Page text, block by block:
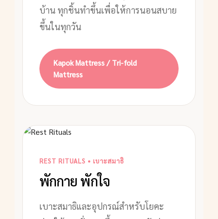
บ้าน ทุกชิ้นทำขึ้นเพื่อให้การนอนสบาย
ขึ้นในทุกวัน
Kapok Mattress / Tri-fold
Mattress
REST RITUALS • เบาะสมาธิ
พักกาย พักใจ
เบาะสมาธิและอุปกรณ์สำหรับโยคะ